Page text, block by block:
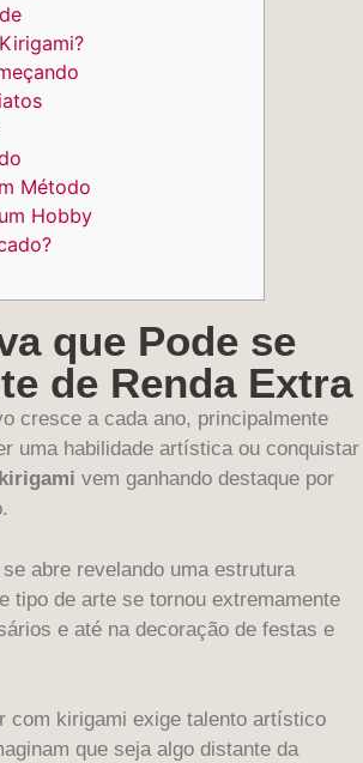
Método
Hobby
que Pode se
de Renda Extra
cresce a cada ano, principalmente
uma habilidade artística ou conquistar
kirigami vem ganhando destaque por
abre revelando uma estrutura
tipo de arte se tornou extremamente
e até na decoração de festas e
com kirigami exige talento artístico
que seja algo distante da